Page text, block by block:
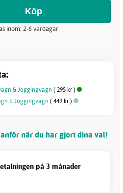
inom: 2-6 vardagar
& Joggingvagn ( 295 kr )
& Joggingvagn ( 449 kr )
när du har gjort dina val!
på 3 månader